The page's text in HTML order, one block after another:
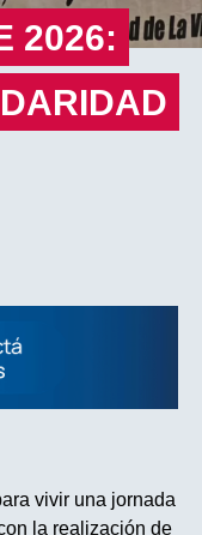
2026:
vivir una jornada
la realización de